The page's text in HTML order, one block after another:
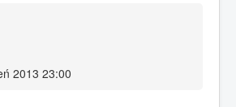
2013 23:00